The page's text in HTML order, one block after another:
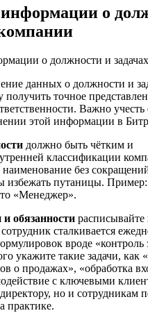
о
данных о должности и
получить точное
Важно
этой информации в
должно быть чётким и
классификации
без
избежать путаницы.
«Менеджер».
и обязанности
сталкивается
вроде «контроль
укажите такие задачи, как
о продажах», «обработка
с ключевыми
но и сотрудникам
практике.